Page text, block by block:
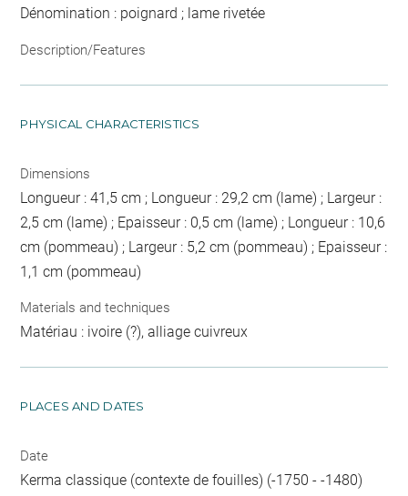
Dénomination : poignard ; lame rivetée
Description/Features
PHYSICAL CHARACTERISTICS
Dimensions
Longueur : 41,5 cm ; Longueur : 29,2 cm (lame) ; Largeur :
2,5 cm (lame) ; Epaisseur : 0,5 cm (lame) ; Longueur : 10,6
cm (pommeau) ; Largeur : 5,2 cm (pommeau) ; Epaisseur :
1,1 cm (pommeau)
Materials and techniques
Matériau : ivoire (?), alliage cuivreux
PLACES AND DATES
Date
Kerma classique (contexte de fouilles) (-1750 - -1480)